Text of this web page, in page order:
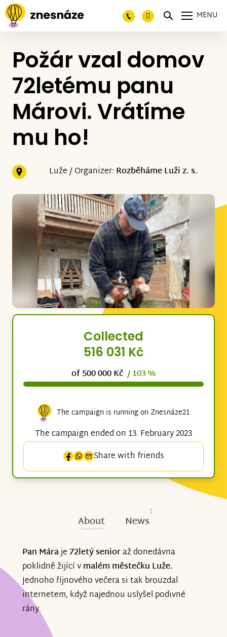
MENU
Požár vzal domov
72letému panu
Márovi. Vrátíme
mu ho!
Luže / Organizer: Rozběháme Luži z. s.
Collected
516 031 Kč
of 500 000 Kč / 103 %
The campaign is running on Znesnáze21
The campaign ended on 13. February 2023
Share with friends
About News
1
Pan Máraje72letý senioraž donedávna
poklidně žijící vmalém městečku Luže.
Jednoho říjnového večera si tak brouzdal
internetem, když najednou uslyšel podivné
rány.